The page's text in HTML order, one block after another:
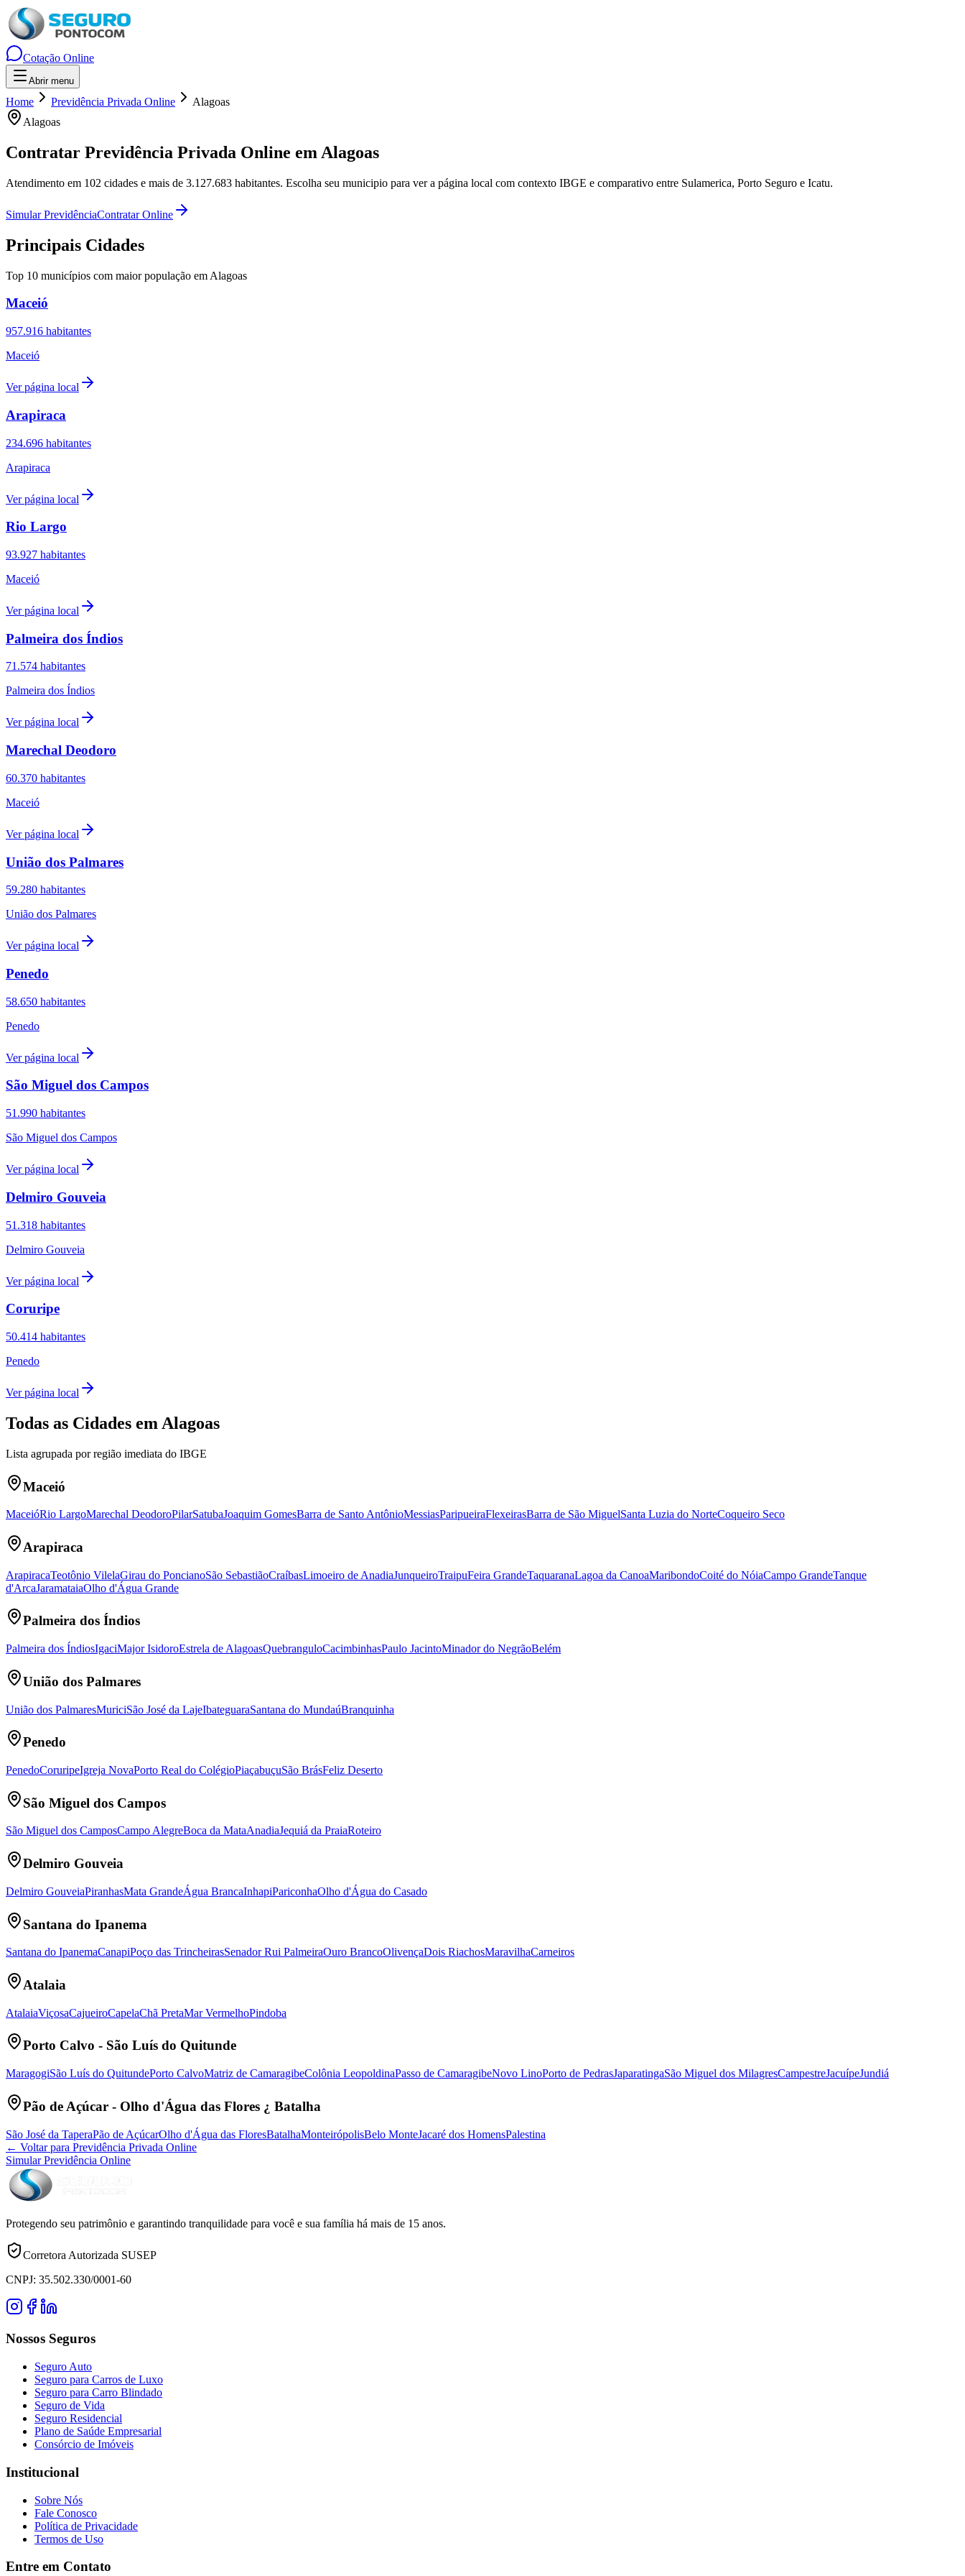
Cotação Online
Abrir menu
Home Previdência Privada Online
Alagoas
Alagoas
Contratar Previdência Privada Online em Alagoas
Atendimento em 102 cidades e mais de 3.127.683 habitantes. Escolha seu municipio para ver a página local com contexto IBGE e comparativo entre Sulamerica, Porto Seguro e Icatu.
Simular PrevidênciaContratar Online
Principais Cidades
Top 10 municípios com maior população em Alagoas
Maceió
957.916 habitantes
Maceió
Ver página local
Arapiraca
234.696 habitantes
Arapiraca
Ver página local
Rio Largo
93.927 habitantes
Maceió
Ver página local
Palmeira dos Índios
71.574 habitantes
Palmeira dos Índios
Ver página local
Marechal Deodoro
60.370 habitantes
Maceió
Ver página local
União dos Palmares
59.280 habitantes
União dos Palmares
Ver página local
Penedo
58.650 habitantes
Penedo
Ver página local
São Miguel dos Campos
51.990 habitantes
São Miguel dos Campos
Ver página local
Delmiro Gouveia
51.318 habitantes
Delmiro Gouveia
Ver página local
Coruripe
50.414 habitantes
Penedo
Ver página local
Todas as Cidades em Alagoas
Lista agrupada por região imediata do IBGE
Maceió
MaceióRio LargoMarechal DeodoroPilarSatubaJoaquim GomesBarra de Santo AntônioMessiasParipueiraFlexeirasBarra de São MiguelSanta Luzia do NorteCoqueiro Seco
Arapiraca
ArapiracaTeotônio VilelaGirau do PoncianoSão SebastiãoCraíbasLimoeiro de AnadiaJunqueiroTraipuFeira GrandeTaquaranaLagoa da CanoaMaribondoCoité do NóiaCampo GrandeTanque
d'ArcaJaramataiaOlho d'Água Grande
Palmeira dos Índios
Palmeira dos ÍndiosIgaciMajor IsidoroEstrela de AlagoasQuebranguloCacimbinhasPaulo JacintoMinador do NegrãoBelém
União dos Palmares
União dos PalmaresMuriciSão José da LajeIbateguaraSantana do MundaúBranquinha
Penedo
PenedoCoruripeIgreja NovaPorto Real do ColégioPiaçabuçuSão BrásFeliz Deserto
São Miguel dos Campos
São Miguel dos CamposCampo AlegreBoca da MataAnadiaJequiá da PraiaRoteiro
Delmiro Gouveia
Delmiro GouveiaPiranhasMata GrandeÁgua BrancaInhapiPariconhaOlho d'Água do Casado
Santana do Ipanema
Santana do IpanemaCanapiPoço das TrincheirasSenador Rui PalmeiraOuro BrancoOlivençaDois RiachosMaravilhaCarneiros
Atalaia
AtalaiaViçosaCajueiroCapelaChã PretaMar VermelhoPindoba
Porto Calvo - São Luís do Quitunde
MaragogiSão Luís do QuitundePorto CalvoMatriz de CamaragibeColônia LeopoldinaPasso de CamaragibeNovo LinoPorto de PedrasJaparatingaSão Miguel dos MilagresCampestreJacuípeJundiá
Pão de Açúcar - Olho d'Água das Flores ¿ Batalha
São José da TaperaPão de AçúcarOlho d'Água das FloresBatalhaMonteirópolisBelo MonteJacaré dos HomensPalestina
← Voltar para Previdência Privada Online
Simular Previdência Online
Protegendo seu patrimônio e garantindo tranquilidade para você e sua família há mais de 15 anos.
Corretora Autorizada SUSEP
CNPJ: 35.502.330/0001-60
Nossos Seguros
Seguro Auto
Seguro para Carros de Luxo
Seguro para Carro Blindado
Seguro de Vida
Seguro Residencial
Plano de Saúde Empresarial
Consórcio de Imóveis
Institucional
Sobre Nós
Fale Conosco
Política de Privacidade
Termos de Uso
Entre em Contato